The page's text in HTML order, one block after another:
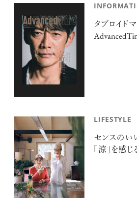
タブロイド
LIFESTYLE
センスのい
「涼」を感